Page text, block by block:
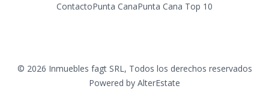
ContactoPunta CanaPunta Cana Top 10
© 2026 Inmuebles fagt SRL, Todos los derechos reservados
Powered by AlterEstate